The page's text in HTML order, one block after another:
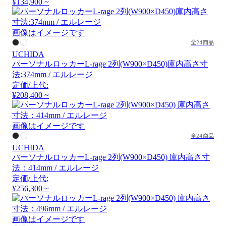
¥134,900 ~
画像はイメージです
全24商品
UCHIDA
パーソナルロッカーL-rage 2列(W900×D450)庫内高さ寸
法:374mm / エルレージ
定価/上代:
¥208,400 ~
画像はイメージです
全24商品
UCHIDA
パーソナルロッカーL-rage 2列(W900×D450) 庫内高さ寸
法：414mm / エルレージ
定価/上代:
¥256,300 ~
画像はイメージです